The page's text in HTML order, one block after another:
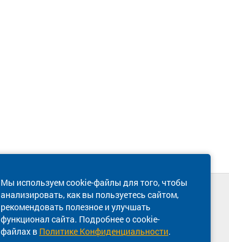
Мы используем cookie-файлы для того, чтобы
анализировать, как вы пользуетесь сайтом,
рекомендовать полезное и улучшать
функционал сайта. Подробнее о cookie-
файлах в Политике Конфиденциальности.
Техническая поддержка сайта
8 800 600-03-38